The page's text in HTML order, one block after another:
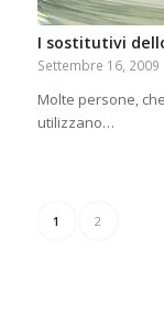
I sostitutivi
Settembre 16, 2009
Molte persone,
utilizzano…
1 2